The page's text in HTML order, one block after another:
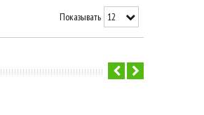
Показывать